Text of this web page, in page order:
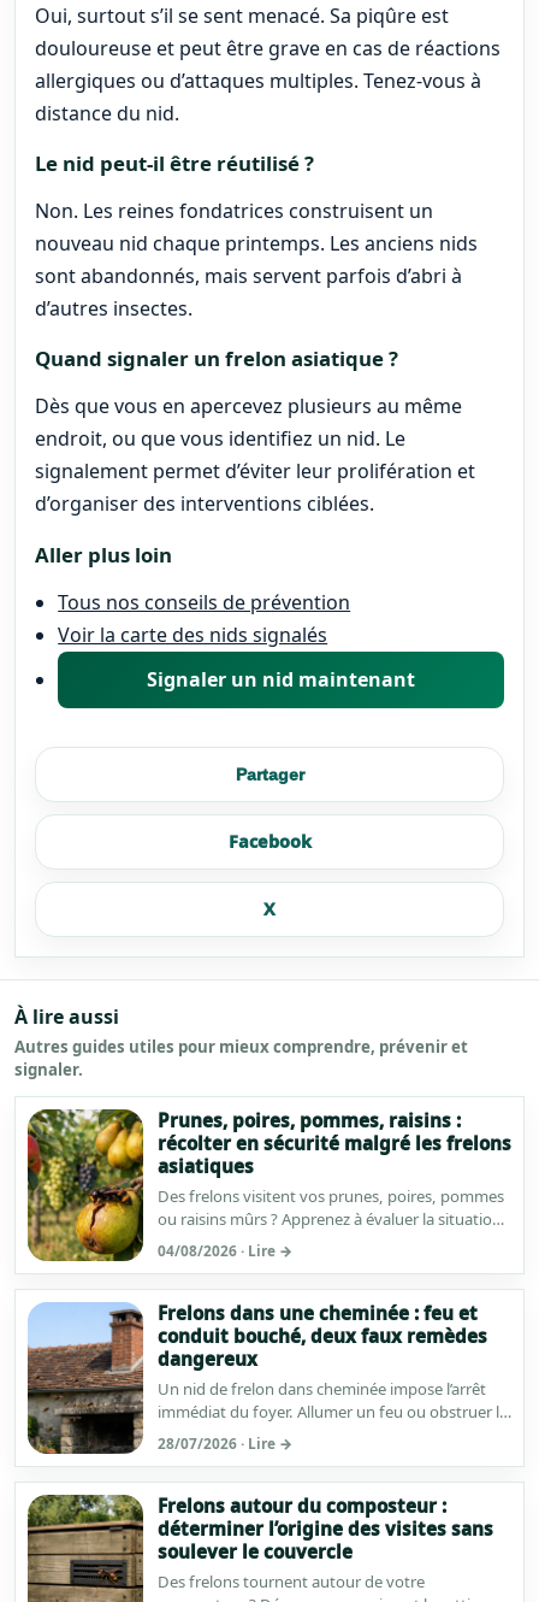
Oui, surtout s’il se sent menacé. Sa piqûre est
douloureuse et peut être grave en cas de réactions
allergiques ou d’attaques multiples. Tenez-vous à
distance du nid.
Le nid peut-il être réutilisé ?
Non. Les reines fondatrices construisent un
nouveau nid chaque printemps. Les anciens nids
sont abandonnés, mais servent parfois d’abri à
d’autres insectes.
Quand signaler un frelon asiatique ?
Dès que vous en apercevez plusieurs au même
endroit, ou que vous identifiez un nid. Le
signalement permet d’éviter leur prolifération et
d’organiser des interventions ciblées.
Aller plus loin
Tous nos conseils de prévention
Voir la carte des nids signalés
Signaler un nid maintenant
Partager
Facebook
X
À lire aussi
Autres guides utiles pour mieux comprendre, prévenir et
signaler.
Prunes, poires, pommes, raisins :
récolter en sécurité malgré les frelons
asiatiques
Des frelons visitent vos prunes, poires, pommes
ou raisins mûrs ? Apprenez à évaluer la situation,
à récolter sans geste brusque et à reconnaître les
signes qui imposent de s’éloigner.
04/08/2026 · Lire →
Frelons dans une cheminée : feu et
conduit bouché, deux faux remèdes
dangereux
Un nid de frelon dans cheminée impose l’arrêt
immédiat du foyer. Allumer un feu ou obstruer le
conduit peut aggraver les risques de fumées,
d’incendie et de piqûres.
28/07/2026 · Lire →
Frelons autour du composteur :
déterminer l’origine des visites sans
soulever le couvercle
Des frelons tournent autour de votre